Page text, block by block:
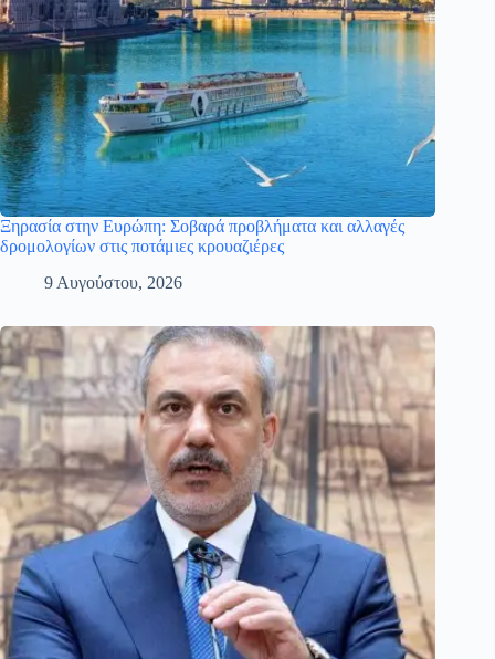
Ξηρασία στην Ευρώπη: Σοβαρά προβλήματα και αλλαγές
δρομολογίων στις ποτάμιες κρουαζιέρες
9 Αυγούστου, 2026